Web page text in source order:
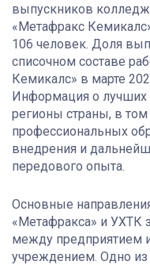
выпускников
«Метафракс
106 человек. Доля
списочном составе
Кемикалс» в марте
Информация о лучших
регионы страны, в
профессиональных
внедрения и
передового опыта.
Основные
«Метафракса» и УХТК
между предприятием
учреждением. Одно